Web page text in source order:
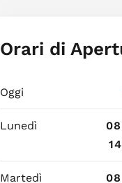
Orari di
Oggi
Lunedì
Martedì